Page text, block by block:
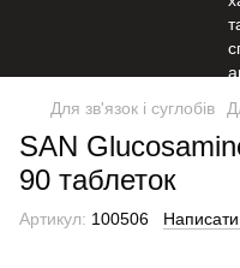
Для зв'язок і суглобів
SAN
90 таблеток
Артикул: 100506 Написати